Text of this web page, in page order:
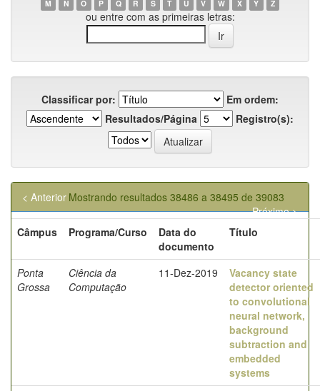
M
N O P Q R S T U V W X Y Z
ou entre com as primeiras letras:
Classificar por:
Em ordem:
Resultados/Página
Registro(s):
Mostrando resultados 38486 a 38495 de 39083
< Anterior
Próximo >
Câmpus
Programa/Curso
Data do
documento
Título
Ponta
Grossa
Ciência da
Computação
11-Dez-2019
Vacancy state
detector oriented
to convolutional
neural network,
background
subtraction and
embedded
systems